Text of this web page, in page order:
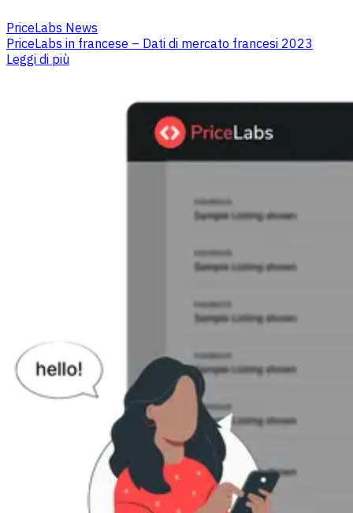
PriceLabs News
PriceLabs in francese – Dati di mercato francesi 2023
Leggi di più